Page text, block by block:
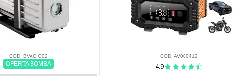
COD. BVACIO02
OFERTA BOMBA
COD. AV000412
4.9